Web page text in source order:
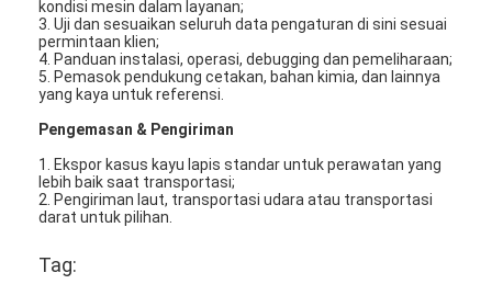
kondisi mesin dalam layanan;
3. Uji dan sesuaikan seluruh data pengaturan di sini sesuai
permintaan klien;
4. Panduan instalasi, operasi, debugging dan pemeliharaan;
5. Pemasok pendukung cetakan, bahan kimia, dan lainnya
yang kaya untuk referensi.
Pengemasan & Pengiriman
1. Ekspor kasus kayu lapis standar untuk perawatan yang
lebih baik saat transportasi;
2. Pengiriman laut, transportasi udara atau transportasi
darat untuk pilihan.
Tag: